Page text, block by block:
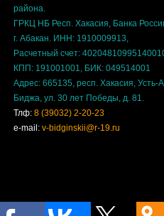
района.
ГРКЦ НБ Респ. Хакасия, Банка
г. Абакан. ИНН: 1910009913,
Расчетный счет:
КПП: 191001001, БИК: 049514001
Адрес: 665135, респ. Хакасия,
Биджа, ул. 30 лет Победы, д. 81.
Тлф: 8 (39032) 2-20-23
e-mail: v-bidginskii@r-19.ru